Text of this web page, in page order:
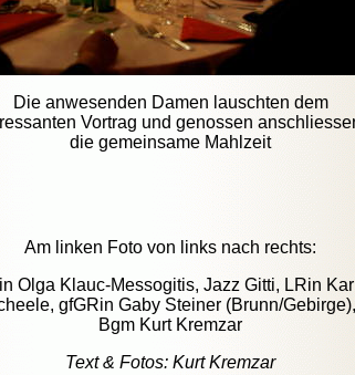
Die anwesenden Damen lauschten dem
Vortrag und genossen
die gemeinsame Mahlzeit
Am linken Foto von links nach rechts:
Olga Klauc-Messogitis, Jazz Gitti, LRin
gfGRin Gaby Steiner (Brunn/
Bgm Kurt Kremzar
Text & Fotos: Kurt Kremzar